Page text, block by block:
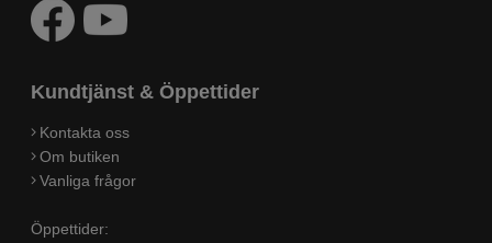
Kundtjänst & Öppettider
Kontakta oss
Om butiken
Vanliga frågor
Öppettider: